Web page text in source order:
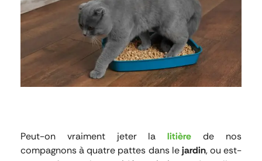
Peut-on vraiment jeter lalitière de nos
compagnons à quatre pattes dans lejardin, ou est-